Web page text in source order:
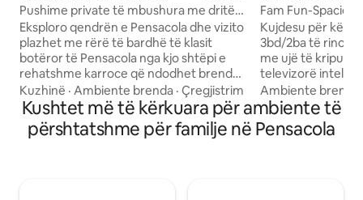
Pushime private të mbushura me dritë
në qendër të qytetit
Eksploro qendrën e Pensacola dhe vizito
plazhet me rërë të bardhë të klasit
botëror të Pensacola nga kjo shtëpi e
rehatshme karroce që ndodhet brenda
distancës së ecjes nga restorantet,
dyqanet, muzetë dhe jeta e natës.
Dysheme guri, shumë dritë natyrale dhe
tavane të larta. Relaksohu në një ballkon
Kuzhinë · Ambiente brenda · Çregjistrim
Fam Fun-
Game Room &
Kujdesu për këtë
3bd/2ba të
me ujë të kripur.
televizorë
Security,
K-cups. Televizori i dhomës së ndenjjes
është 75 inç! Njësia është e përkryer për
familjet ose
Ambiente brenda
Kushtet më të kërkuara për ambiente të
përshtatshme për familje në Pensacola